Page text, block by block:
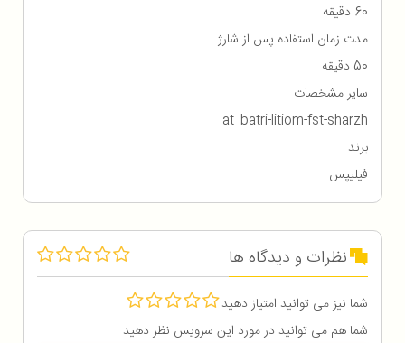
60 دقیقه
مدت زمان استفاده پس از شارژ
50 دقیقه
سایر مشخصات
at_batri-litiom-fst-sharzh
برند
فیلیپس
نظرات و دیدگاه ها
شما نیز می توانید امتیاز دهید
شما هم می توانید در مورد این سرویس نظر دهید